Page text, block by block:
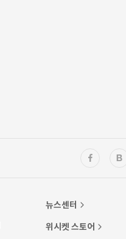
뉴스센터
위시켓 스토어